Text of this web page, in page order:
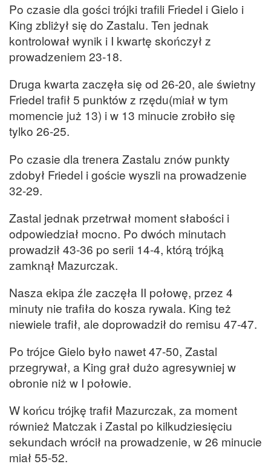
Po czasie dla gości trójki trafili Friedel i Gielo i
King zbliżył się do Zastalu. Ten jednak
kontrolował wynik i I kwartę skończył z
prowadzeniem 23-18.
Druga kwarta zaczęła się od 26-20, ale świetny
Friedel trafił 5 punktów z rzędu(miał w tym
momencie już 13) i w 13 minucie zrobiło się
tylko 26-25.
Po czasie dla trenera Zastalu znów punkty
zdobył Friedel i goście wyszli na prowadzenie
32-29.
Zastal jednak przetrwał moment słabości i
odpowiedział mocno. Po dwóch minutach
prowadził 43-36 po serii 14-4, którą trójką
zamknął Mazurczak.
Nasza ekipa źle zaczęła II połowę, przez 4
minuty nie trafiła do kosza rywala. King też
niewiele trafił, ale doprowadził do remisu 47-47.
Po trójce Gielo było nawet 47-50, Zastal
przegrywał, a King grał dużo agresywniej w
obronie niż w I połowie.
W końcu trójkę trafił Mazurczak, za moment
również Matczak i Zastal po kilkudziesięciu
sekundach wrócił na prowadzenie, w 26 minucie
miał 55-52.